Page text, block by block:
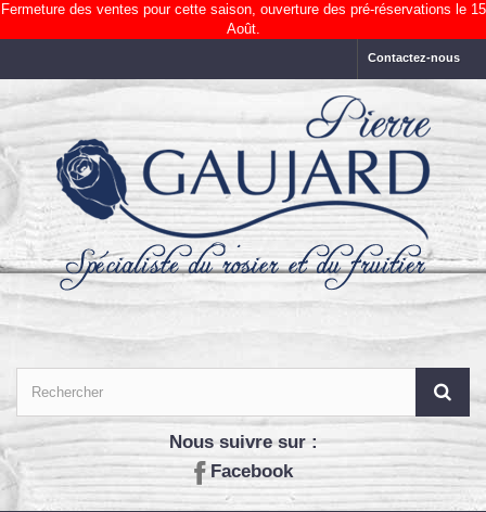
Fermeture des ventes pour cette saison, ouverture des pré-réservations le 15
Août.
Contactez-nous
Nous suivre sur :
Facebook